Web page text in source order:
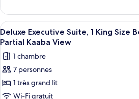
Classic
Room,
3
Single
Size
Beds,
Haram
View
le
type
de
chambre
Room,
3
Single
Size
Beds,
Afficher
toutes
les
photos
pour
ce
Une
8
Deluxe Executive Suite, 1 King Size
Partial Kaaba View
1 chambre
7 personnes
1 très grand lit
Wi-Fi gratuit